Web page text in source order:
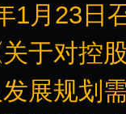
1月23日
于对控
展规划